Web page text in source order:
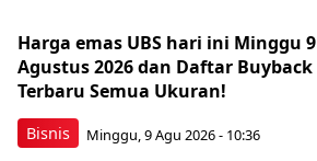
Bisnis
Harga emas UBS hari ini Minggu 9
Agustus 2026 dan Daftar Buyback
Terbaru Semua Ukuran!
Minggu, 9 Agu 2026 - 10:36